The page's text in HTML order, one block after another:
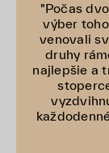
"Počas
výber
venovali
druhy
najlepšie a